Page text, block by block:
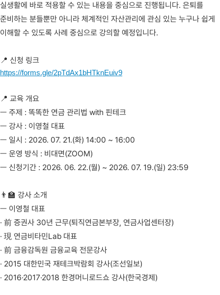
실생활에 바로 적용할 수 있는 내용을 중심으로 진행됩니다. 은퇴를
준비하는 분들뿐만 아니라 체계적인 자산관리에 관심 있는 누구나 쉽게
이해할 수 있도록 사례 중심으로 강의할 예정입니다.
📍 신청 링크
https://forms.gle/2pTdAx1bHTknEuiv9
📍 교육 개요
ㅡ 주제 : 똑똑한 연금 관리법 with 핀테크
ㅡ 강사 : 이영철 대표
ㅡ 일시 : 2026. 07. 21.(화) 14:00 ~ 16:00
ㅡ 운영 방식 : 비대면(ZOOM)
ㅡ 신청기간 : 2026. 06. 22.(월) ~ 2026. 07. 19.(일) 23:59
👨‍🏫 강사 소개
ㅡ 이영철 대표
· 前 증권사 30년 근무(퇴직연금본부장, 연금사업센터장)
· 現 연금비타민Lab 대표
· 前 금융감독원 금융교육 전문강사
· 2015 대한민국 재테크박람회 강사(조선일보)
· 2016·2017·2018 한경머니로드쇼 강사(한국경제)